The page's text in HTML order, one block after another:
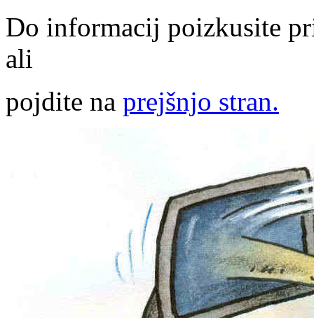
Do informacij poizkusite
ali
pojdite na prejšnjo stran.